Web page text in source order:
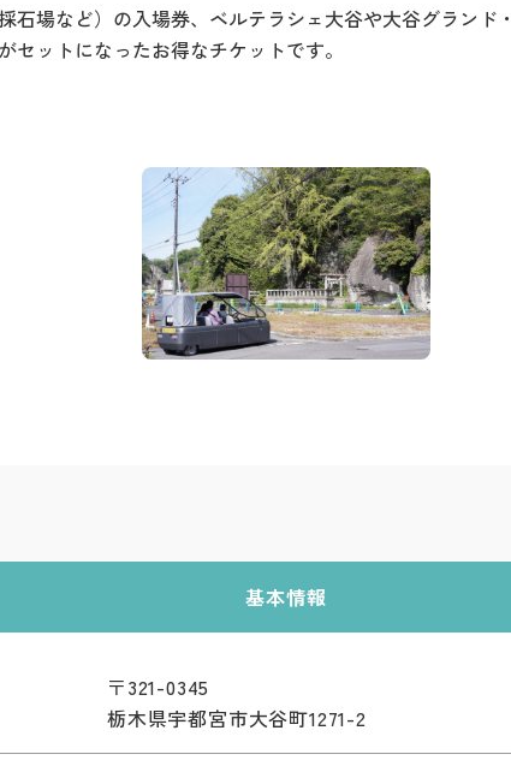
石場など）の入場券、ベルテラシェ大谷や大谷グランド
セットになったお得なチケットです。
基本情報
〒321-0345
栃木県宇都宮市大谷町1271-2